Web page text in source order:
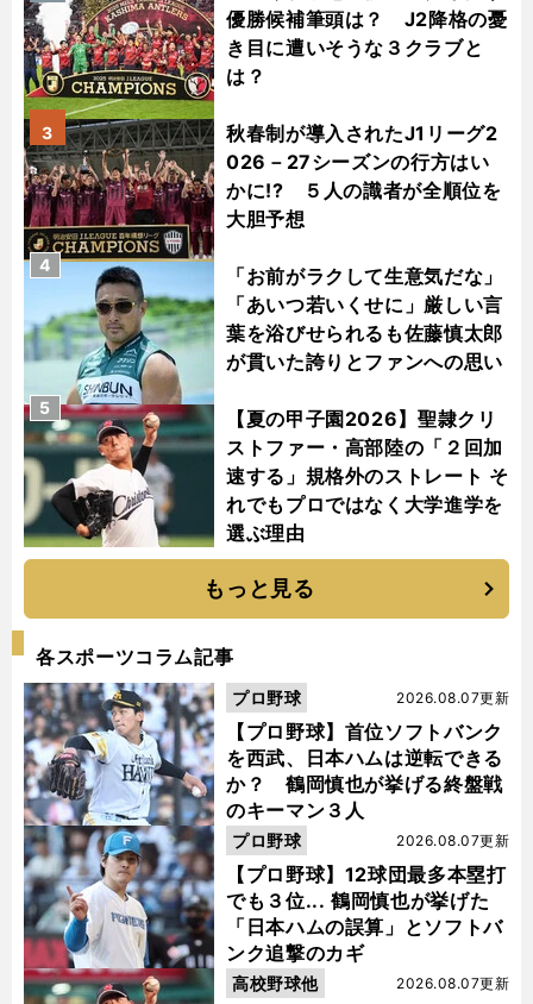
優勝候補筆頭は？ J2降格の憂
き目に遭いそうな３クラブと
は？
秋春制が導入されたJ1リーグ2
026－27シーズンの行方はい
かに!? ５人の識者が全順位を
大胆予想
3
「お前がラクして生意気だな」
「あいつ若いくせに」厳しい言
葉を浴びせられるも佐藤慎太郎
が貫いた誇りとファンへの思い
4
【夏の甲子園2026】聖隷クリ
ストファー・高部陸の「２回加
速する」規格外のストレート そ
れでもプロではなく大学進学を
選ぶ理由
5
もっと見る
各スポーツコラム記事
【プロ野球】首位ソフトバンク
を西武、日本ハムは逆転できる
か？ 鶴岡慎也が挙げる終盤戦
のキーマン３人
2026.08.07更新
プロ野球
【プロ野球】12球団最多本塁打
でも３位... 鶴岡慎也が挙げた
「日本ハムの誤算」とソフトバ
ンク追撃のカギ
2026.08.07更新
プロ野球
2026.08.07更新
高校野球他